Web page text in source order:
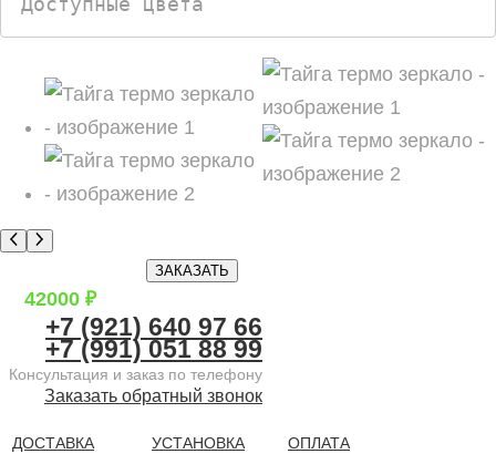
Доступные цвета
42000₽
ЗАКАЗАТЬ
+7 (921) 640 97 66
+7 (991) 051 88 99
Консультация и заказ по телефону
Заказать обратный звонок
ДОСТАВКА УСТАНОВКА ОПЛАТА